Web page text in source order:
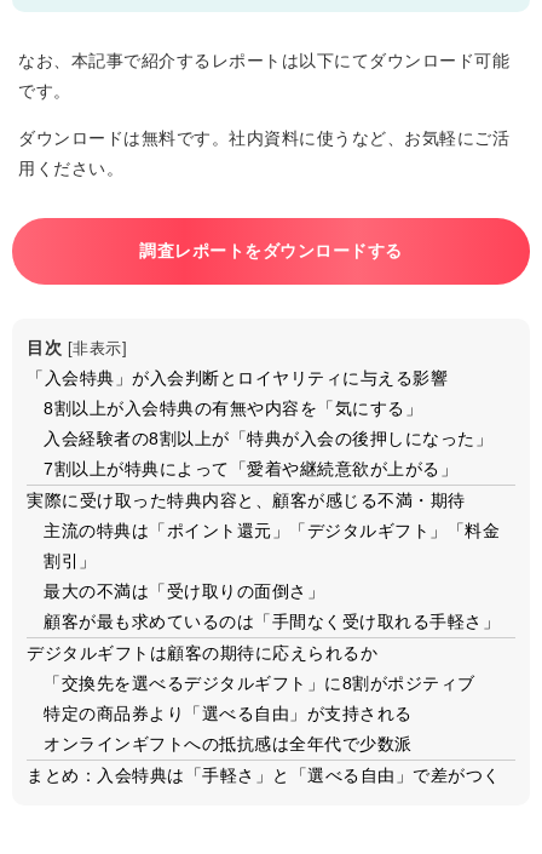
なお、本記事で紹介するレポートは以下にてダウンロード可能
です。
ダウンロードは無料です。社内資料に使うなど、お気軽にご活
用ください。
調査レポートをダウンロードする
目次 非表示
「入会特典」が入会判断とロイヤリティに与える影響
8割以上が入会特典の有無や内容を「気にする」
入会経験者の8割以上が「特典が入会の後押しになった」
7割以上が特典によって「愛着や継続意欲が上がる」
実際に受け取った特典内容と、顧客が感じる不満・期待
主流の特典は「ポイント還元」「デジタルギフト」「料金
割引」
最大の不満は「受け取りの面倒さ」
顧客が最も求めているのは「手間なく受け取れる手軽さ」
デジタルギフトは顧客の期待に応えられるか
「交換先を選べるデジタルギフト」に8割がポジティブ
特定の商品券より「選べる自由」が支持される
オンラインギフトへの抵抗感は全年代で少数派
まとめ：入会特典は「手軽さ」と「選べる自由」で差がつく